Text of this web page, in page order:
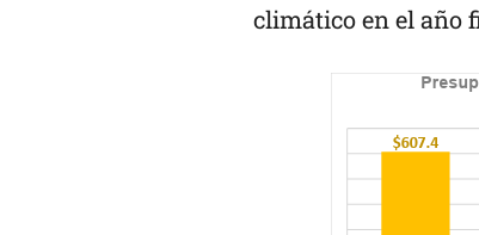
climático en el año